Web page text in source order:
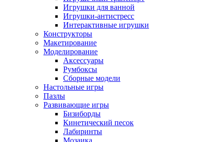
Игрушки для ванной
Игрушки-антистресс
Интерактивные игрушки
Конструкторы
Макетирование
Моделирование
Аксессуары
Румбоксы
Сборные модели
Настольные игры
Пазлы
Развивающие игры
Бизиборды
Кинетический песок
Лабиринты
Мозаика